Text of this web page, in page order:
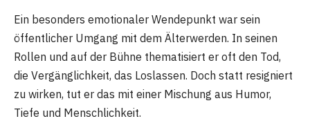
Ein besonders emotionaler Wendepunkt war sein
öffentlicher Umgang mit dem Älterwerden. In seinen
Rollen und auf der Bühne thematisiert er oft den Tod,
die Vergänglichkeit, das Loslassen. Doch statt resigniert
zu wirken, tut er das mit einer Mischung aus Humor,
Tiefe und Menschlichkeit.